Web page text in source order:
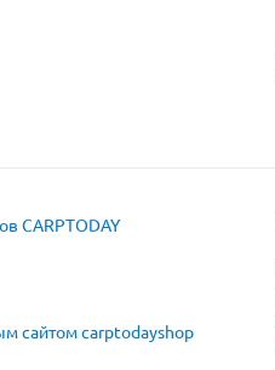
CARPTODAY
сайтом carptodayshop